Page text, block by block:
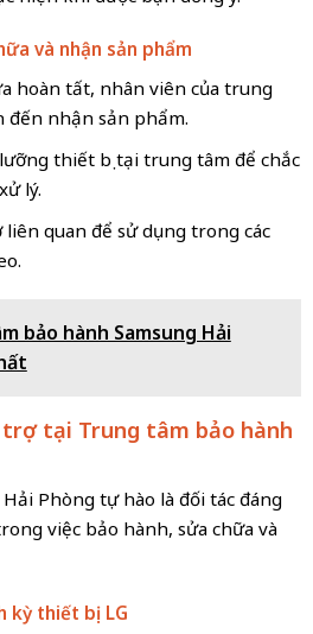
và nhận sản phẩm
hoàn tất, nhân viên của trung
đến nhận sản phẩm.
thiết bị tại trung tâm để chắc
lý.
liên quan để sử dụng trong các
bảo hành Samsung Hải
trợ tại Trung tâm bảo hành
Phòng tự hào là đối tác đáng
việc bảo hành, sửa chữa và
kỳ thiết bị LG